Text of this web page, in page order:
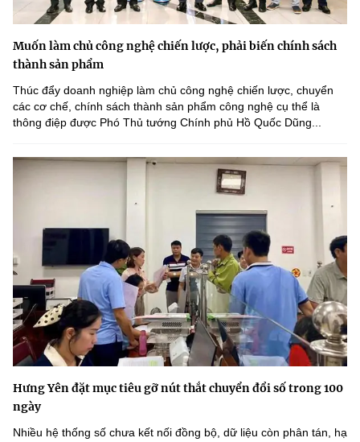
Muốn làm chủ công nghệ chiến lược, phải biến chính sách
thành sản phẩm
Thúc đẩy doanh nghiệp làm chủ công nghệ chiến lược, chuyển
các cơ chế, chính sách thành sản phẩm công nghệ cụ thể là
thông điệp được Phó Thủ tướng Chính phủ Hồ Quốc Dũng...
Hưng Yên đặt mục tiêu gỡ nút thắt chuyển đổi số trong 100
ngày
Nhiều hệ thống số chưa kết nối đồng bộ, dữ liệu còn phân tán, hạ